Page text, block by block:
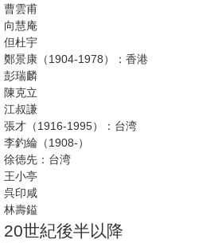
曹雲甫
向慧庵
但杜宇
鄭景康（1904-1978）：香港
彭瑞麟
陳克立
江叔謙
張才（1916-1995）：台湾
李釣綸（1908-）
徐徳先：台湾
王小亭
呉印咸
林壽鎰
20世紀後半以降